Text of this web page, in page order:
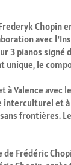
Chopin
avec
3 pianos signé
unique, le
à Valence avec
interculturel et
frontières.
Frédéric